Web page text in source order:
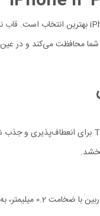
قاب
محافظت می‌کند و در عین